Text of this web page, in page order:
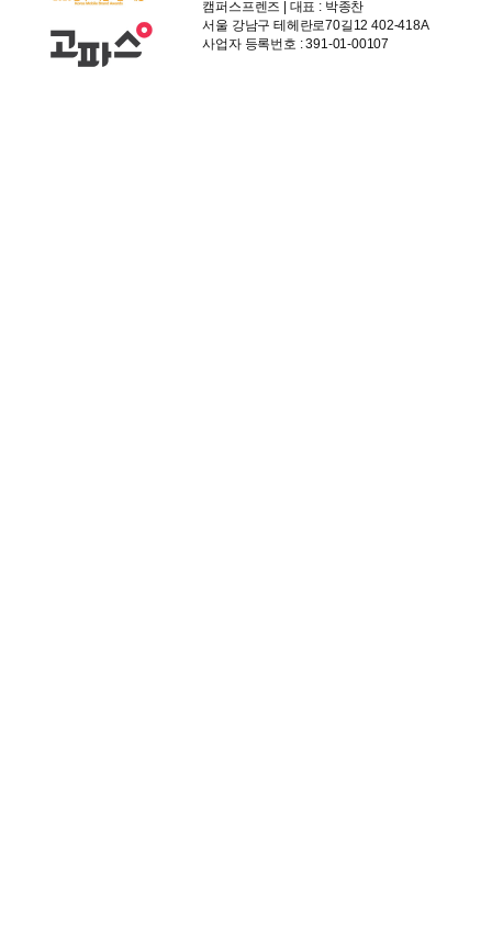
캠퍼스프렌즈 | 대표 : 박종찬
서울 강남구 테헤란로70길12 402-418A
사업자 등록번호 : 391-01-00107